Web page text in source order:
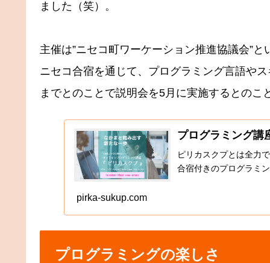
ました（笑）。
主催は”ニセコ町ワーケーション推進協議会”
ニセコ合宿を通じて、プログラミング言語や
までとのことで説明会を5月に実施するとのこ
プログラミング講
ピリカスクプとは全力
合宿付きのプログラミ
pirka-sukup.com
プログラミングの楽しさ